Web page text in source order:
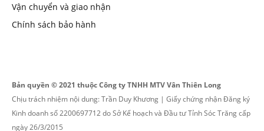
Vận chuyển và giao nhận
Chính sách bảo hành
Bản quyền © 2021 thuộc Công ty TNHH MTV Vân Thiên Long
Chịu trách nhiệm nội dung: Trần Duy Khương | Giấy chứng nhận Đăng ký
Kinh doanh số 2200697712 do Sở Kế hoạch và Đầu tư Tỉnh Sóc Trăng cấp
ngày 26/3/2015